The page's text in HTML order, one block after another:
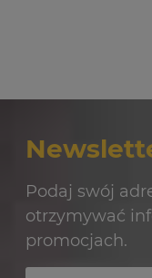
Podaj swój
otrzymywać
promocjach.